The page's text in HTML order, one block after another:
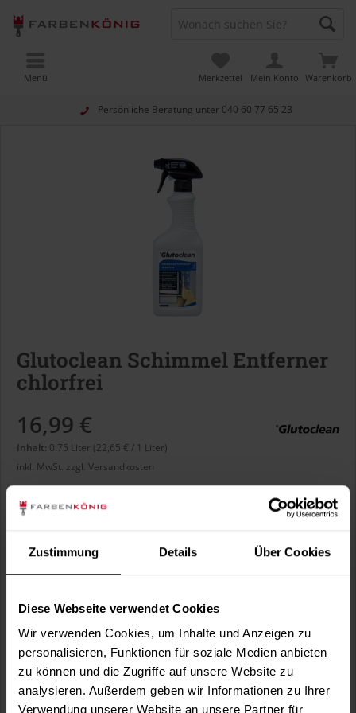
Zustimmung Details Über Cookies
Diese Webseite verwendet Cookies
Wir verwenden Cookies, um Inhalte und Anzeigen zu
personalisieren, Funktionen für soziale Medien anbieten
zu können und die Zugriffe auf unsere Website zu
analysieren. Außerdem geben wir Informationen zu Ihrer
Verwendung unserer Website an unsere Partner für
Persönliche Beratung unter 040 60 77 65 23
Warenkorb
Merkzettel Mein Konto
Menü
Glutoclean Schimmel Entferner
chlorfrei
16,99 €
Inhalt: 0.75 Liter (22,65 € / 1 Liter)
inkl. MwSt. zzgl. Versandkosten
Merken Fragen zum Artikel?
Artikel-Nr.: GLC0024
Sie möchten eine größere Menge kaufen
und wünschen ein Angebot?